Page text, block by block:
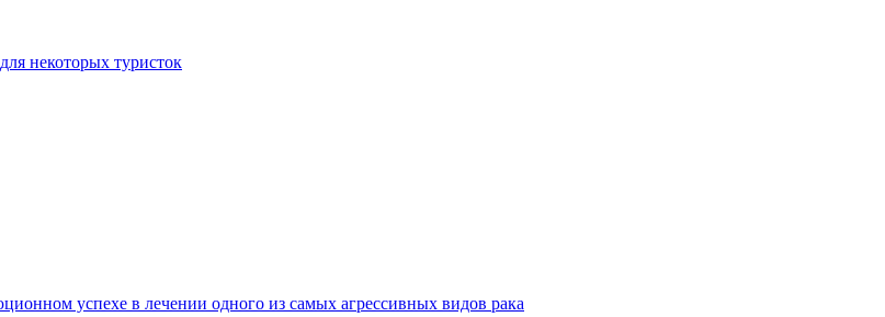
некоторых туристок
успехе в лечении одного из самых агрессивных видов рака